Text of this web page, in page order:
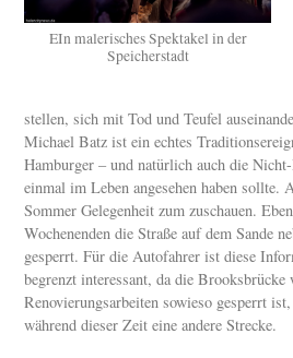
EIn malerisches Spektakel in der
Speicherstadt
stellen, sich mit Tod und Teufel
Michael Batz ist ein echtes
Hamburger – und natürlich auch die
einmal im Leben angesehen haben sollte.
Sommer Gelegenheit zum zuschauen.
Wochenenden die Straße auf dem Sande
gesperrt. Für die Autofahrer ist diese
begrenzt interessant, da die Brooksbrücke
Renovierungsarbeiten sowieso gesperrt
während dieser Zeit eine andere Strecke.